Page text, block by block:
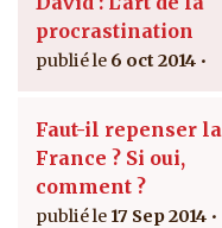
procrastination
6 oct 2014
Faut-il repenser la
France ? Si oui,
comment ?
17 Sep 2014